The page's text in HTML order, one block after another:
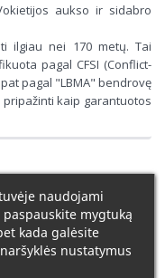
aukso ir sidabro
ilgiau nei 170 metų. Tai
pagal CFSI (Conflict-
pagal "LBMA" bendrovę
kaip garantuotos
naudojami
mygtuką
kada galėsite
nustatymus